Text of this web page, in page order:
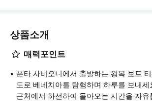
상품소개
매력포인트
푼타 사비오니에서 출발하는 왕복 보트
도로 베네치아를 탐험하며 하루를 보내
근처에서 하선하여 돌아오는 시간을 자